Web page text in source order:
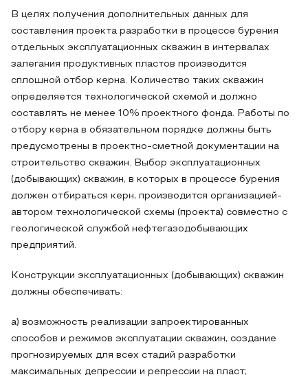
В целях получения дополнительных данных для
составления проекта разработки в процессе бурения
отдельных эксплуатационных скважин в интервалах
залегания продуктивных пластов производится
сплошной отбор керна. Количество таких скважин
определяется технологической схемой и должно
составлять не менее 10% проектного фонда. Работы по
отбору керна в обязательном порядке должны быть
предусмотрены в проектно-сметной документации на
строительство скважин. Выбор эксплуатационных
(добывающих) скважин, в которых в процессе бурения
должен отбираться керн, производится организацией-
автором технологической схемы (проекта) совместно с
геологической службой нефтегазодобывающих
предприятий.
Конструкции эксплуатационных (добывающих) скважин
должны обеспечивать:
а) возможность реализации запроектированных
способов и режимов эксплуатации скважин, создание
прогнозируемых для всех стадий разработки
максимальных депрессии и репрессии на пласт;